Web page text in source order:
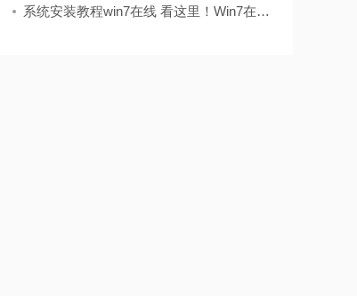
系统安装教程win7在线 看这里！Win7在线安装全攻略，工程师教你一步步搞定系统